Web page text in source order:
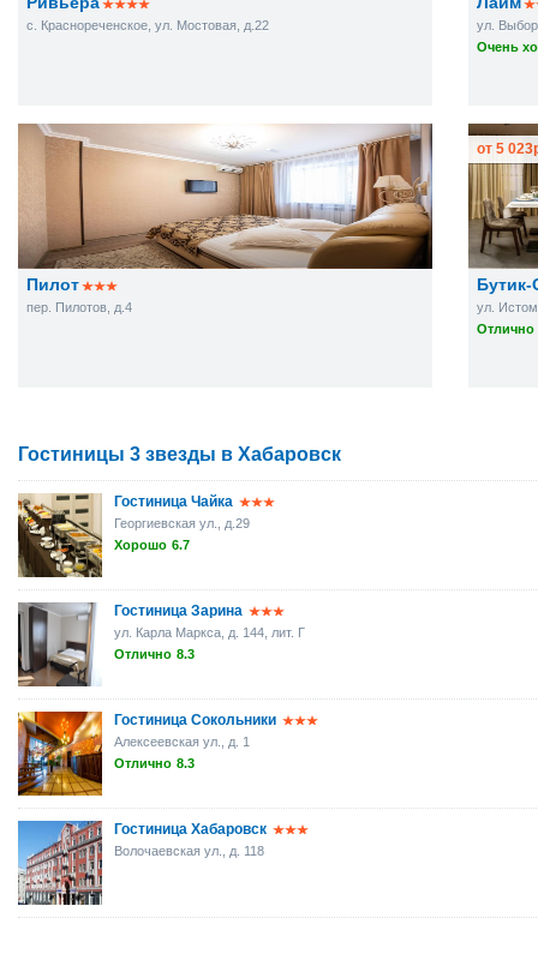
с. Краснореченское, ул. Мостовая, д.22
ул.
Очень
Пилот
пер. Пилотов, д.4
ул.
Отлично
от 5 023
Гостиницы 3 звезды в Хабаровск
Гостиница Чайка
Георгиевская ул., д.29
Хорошо 6.7
Гостиница Зарина
ул. Карла Маркса, д. 144, лит. Г
Отлично 8.3
Гостиница Сокольники
Алексеевская ул., д. 1
Отлично 8.3
Гостиница Хабаровск
Волочаевская ул., д. 118